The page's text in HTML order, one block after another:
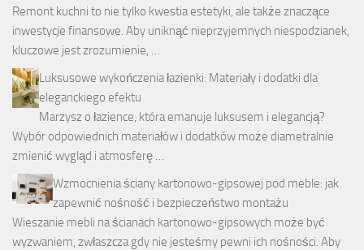
Remont kuchni to nie tylko kwestia estetyki, ale także znaczące
inwestycje finansowe. Aby uniknąć nieprzyjemnych niespodzianek,
kluczowe jest zrozumienie, …
Luksusowe wykończenia łazienki: Materiały i dodatki dla
eleganckiego efektu
Marzysz o łazience, która emanuje luksusem i elegancją?
Wybór odpowiednich materiałów i dodatków może diametralnie
zmienić wygląd i atmosferę …
Wzmocnienia ściany kartonowo-gipsowej pod meble: jak
zapewnić nośność i bezpieczeństwo montażu
Wieszanie mebli na ścianach kartonowo-gipsowych może być
wyzwaniem, zwłaszcza gdy nie jesteśmy pewni ich nośności. Aby